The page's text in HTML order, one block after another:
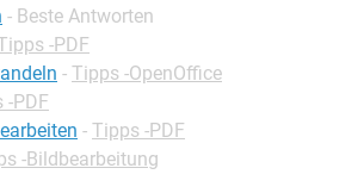
- Beste Antworten
-PDF
- Tipps -OpenOffice
-PDF
- Tipps -PDF
-Bildbearbeitung